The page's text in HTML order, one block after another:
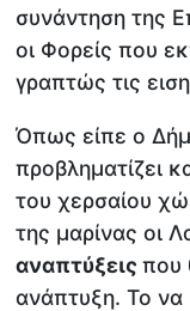
συνάντηση της
οι Φορείς που
γραπτώς τις
Όπως είπε ο
προβληματίζει
του χερσαίου
της μαρίνας οι
αναπτύξειςπου
ανάπτυξη. Το να